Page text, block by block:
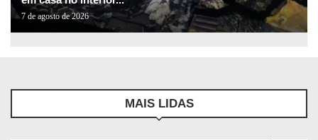
7 de agosto de 2026
MAIS LIDAS